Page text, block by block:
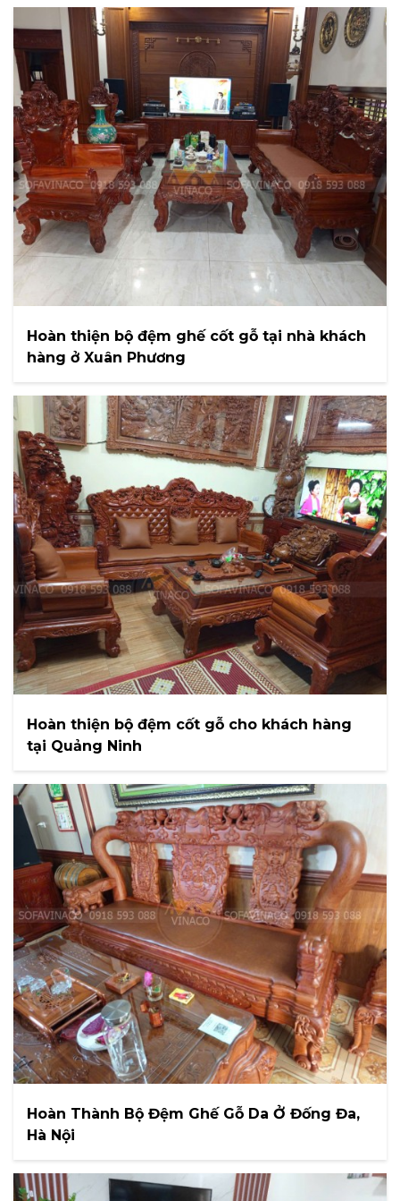
Hoàn thiện bộ đệm ghế cốt gỗ tại nhà khách
hàng ở Xuân Phương
Hoàn thiện bộ đệm cốt gỗ cho khách hàng
tại Quảng Ninh
Hoàn Thành Bộ Đệm Ghế Gỗ Da Ở Đống Đa,
Hà Nội